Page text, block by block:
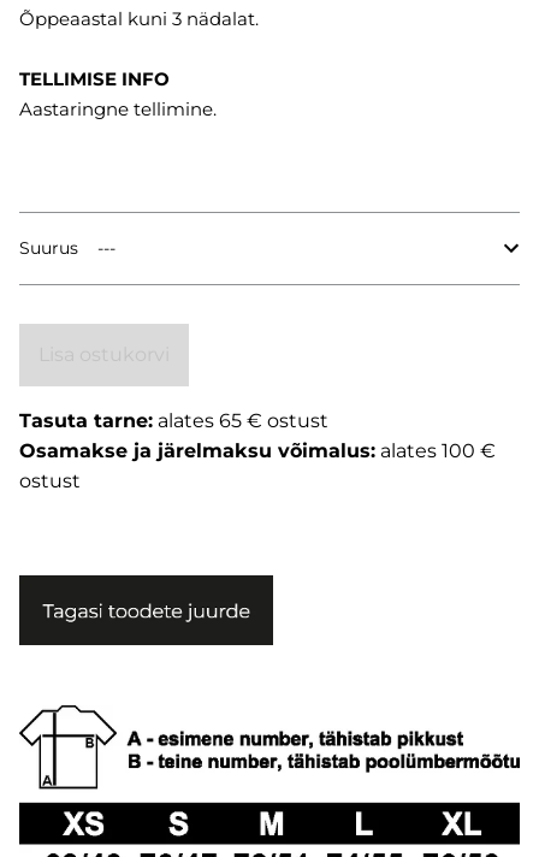
Õppeaastal kuni 3 nädalat.
TELLIMISE INFO
Aastaringne tellimine.
Suurus
Tasuta tarne: alates 65 € ostust
Osamakse ja järelmaksu võimalus: alates 100 €
ostust